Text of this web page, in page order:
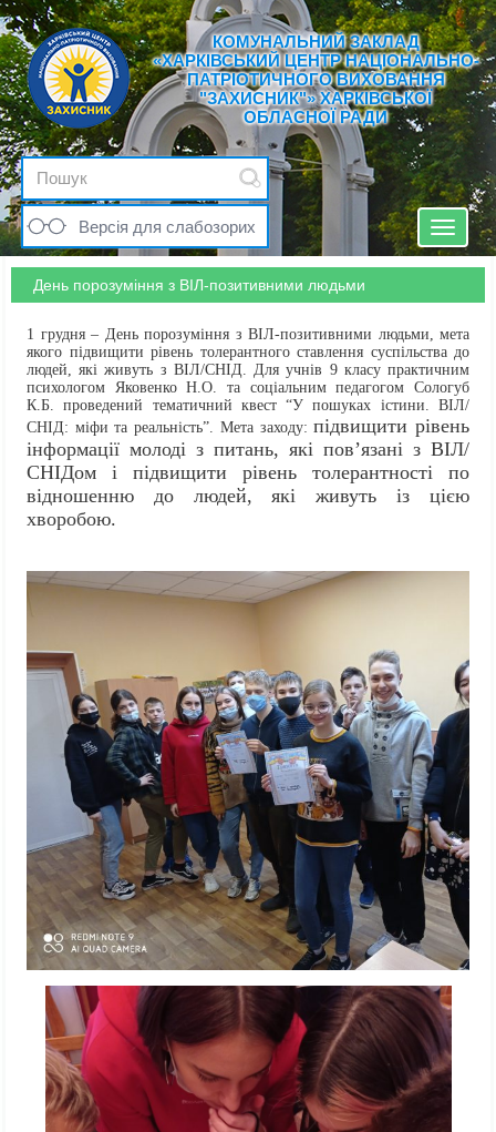
КОМУНАЛЬНИЙ ЗАКЛАД
«ХАРКІВСЬКИЙ ЦЕНТР НАЦІОНАЛЬНО-
ПАТРІОТИЧНОГО ВИХОВАННЯ
"ЗАХИСНИК"» ХАРКІВСЬКОЇ
ОБЛАСНОЇ РАДИ
Версія для слабозорих
Toggle
День порозуміння з ВІЛ-позитивними людьми
1 грудня – День порозуміння з ВІЛ-позитивними людьми, мета
якого підвищити рівень толерантного ставлення суспільства до
людей, які живуть з ВІЛ/СНІД. Для учнів 9 класу практичним
психологом Яковенко Н.О. та соціальним педагогом Сологуб
К.Б. проведений тематичний квест “У пошуках істини. ВІЛ/
СНІД: міфи та реальність”. Мета заходу:підвищити рівень
інформації молоді з питань, які пов’язані з ВІЛ/
СНІДом і підвищити рівень толерантності по
відношенню до людей, які живуть із цією
хворобою.